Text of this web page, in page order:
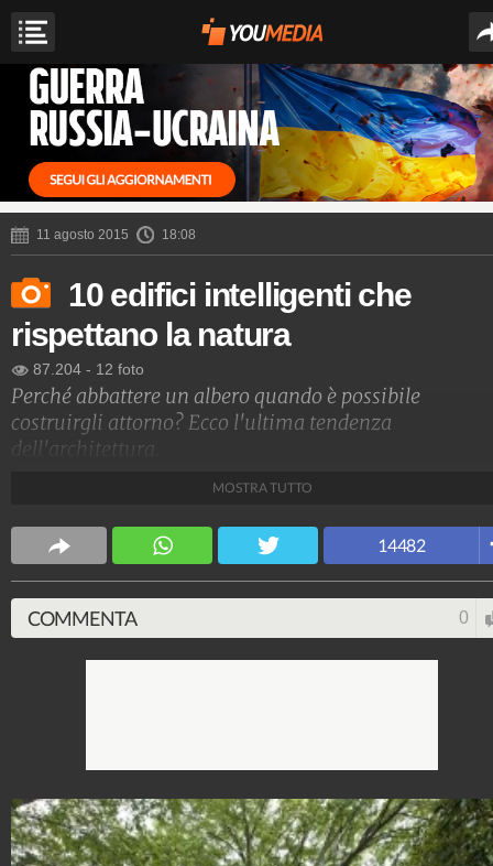
11 agosto 2015 18:08
10 edifici intelligenti che
rispettano la natura
87.204 - 12 foto
Perché abbattere un albero quando è possibile
costruirgli attorno? Ecco l'ultima tendenza
dell'architettura.
MOSTRA TUTTO
14482
COMMENTA 0